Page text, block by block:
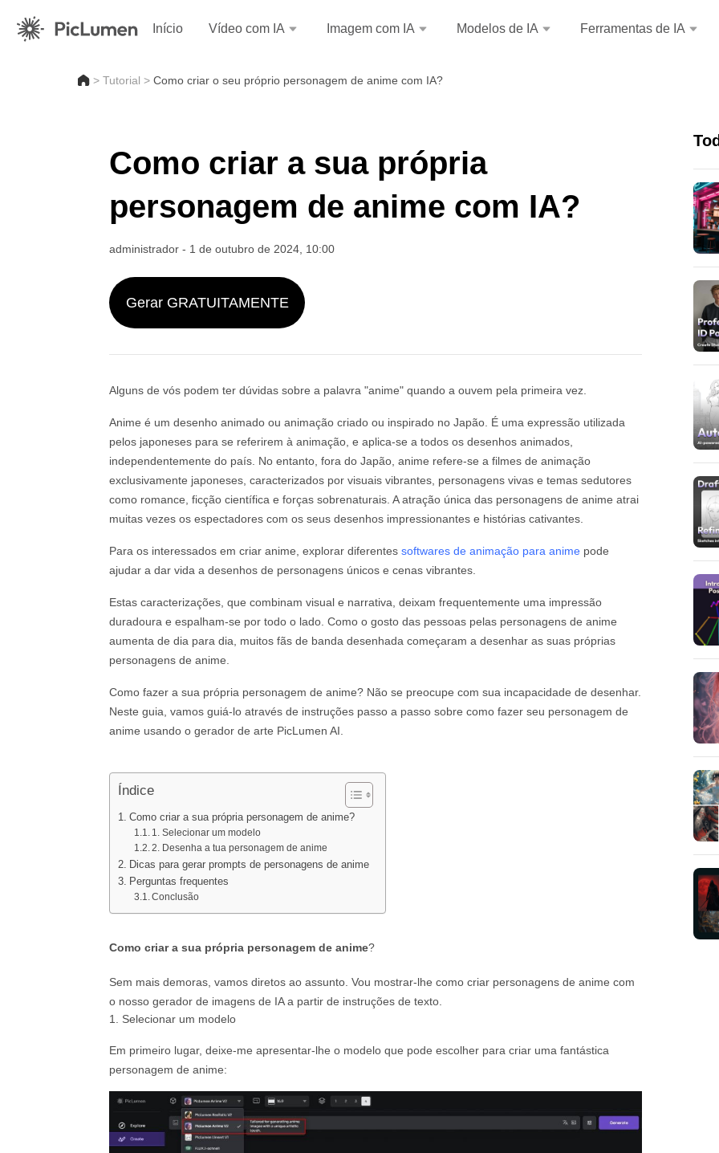
Início Vídeo com IA Imagem com IA Modelos de IA Ferramentas de IA
> Tutorial > Como criar o seu próprio personagem de anime com IA?
Como criar a sua própria
personagem de anime com IA?
administrador - 1 de outubro de 2024, 10:00
Gerar GRATUITAMENTE
Alguns de vós podem ter dúvidas sobre a palavra "anime" quando a ouvem pela primeira vez.
Anime é um desenho animado ou animação criado ou inspirado no Japão. É uma expressão utilizada
pelos japoneses para se referirem à animação, e aplica-se a todos os desenhos animados,
independentemente do país. No entanto, fora do Japão, anime refere-se a filmes de animação
exclusivamente japoneses, caracterizados por visuais vibrantes, personagens vivas e temas sedutores
como romance, ficção científica e forças sobrenaturais. A atração única das personagens de anime atrai
muitas vezes os espectadores com os seus desenhos impressionantes e histórias cativantes.
Para os interessados em criar anime, explorar diferentes softwares de animação para anime pode
ajudar a dar vida a desenhos de personagens únicos e cenas vibrantes.
Estas caracterizações, que combinam visual e narrativa, deixam frequentemente uma impressão
duradoura e espalham-se por todo o lado. Como o gosto das pessoas pelas personagens de anime
aumenta de dia para dia, muitos fãs de banda desenhada começaram a desenhar as suas próprias
personagens de anime.
Como fazer a sua própria personagem de anime? Não se preocupe com sua incapacidade de desenhar.
Neste guia, vamos guiá-lo através de instruções passo a passo sobre como fazer seu personagem de
anime usando o gerador de arte PicLumen AI.
Índice
Como criar a sua própria personagem de anime?
1. Selecionar um modelo
2. Desenha a tua personagem de anime
Dicas para gerar prompts de personagens de anime
Perguntas frequentes
Conclusão
Como criar a sua própria personagem de anime?
Sem mais demoras, vamos diretos ao assunto. Vou mostrar-lhe como criar personagens de anime com
o nosso gerador de imagens de IA a partir de instruções de texto.
1. Selecionar um modelo
Em primeiro lugar, deixe-me apresentar-lhe o modelo que pode escolher para criar uma fantástica
personagem de anime: